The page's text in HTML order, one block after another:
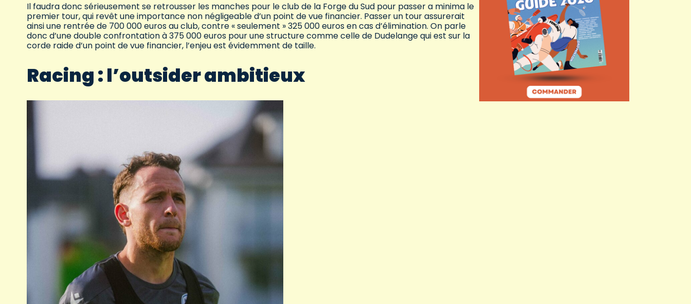
Il faudra donc sérieusement se retrousser les manches pour le club de la Forge du Sud pour passer a minima le
premier tour, qui revêt une importance non négligeable d’un point de vue financier. Passer un tour assurerait
ainsi une rentrée de 700 000 euros au club, contre « seulement » 325 000 euros en cas d’élimination. On parle
donc d’une double confrontation à 375 000 euros pour une structure comme celle de Dudelange qui est sur la
corde raide d’un point de vue financier, l’enjeu est évidemment de taille.
Racing : l’outsider ambitieux